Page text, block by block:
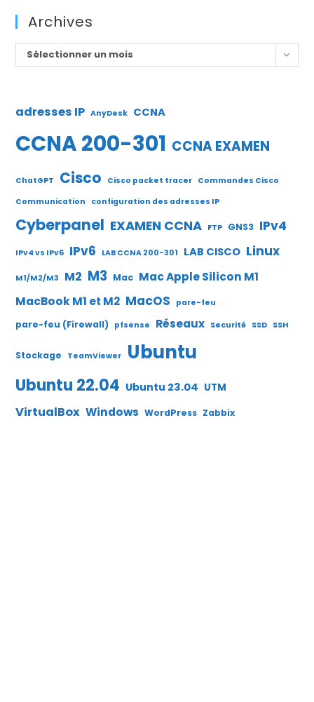
Archives
Archives
Sélectionner un mois
adresses IP AnyDesk CCNA
CCNA 200-301 CCNA EXAMEN
ChatGPT Cisco Cisco packet tracer Commandes Cisco
Communication
configuration des adresses IP
Cyberpanel EXAMEN CCNA FTP GNS3 IPv4
IPv4 vs IPv6 IPv6 LAB CCNA 200-301 LAB CISCO Linux
M1/M2/M3 M2 M3 Mac Mac Apple Silicon M1
MacBook M1 et M2 MacOS pare-feu
pare-feu (Firewall) pfsense Réseaux Securité SSD SSH
Stockage TeamViewer Ubuntu
Ubuntu 22.04 Ubuntu 23.04 UTM
VirtualBox Windows WordPress Zabbix